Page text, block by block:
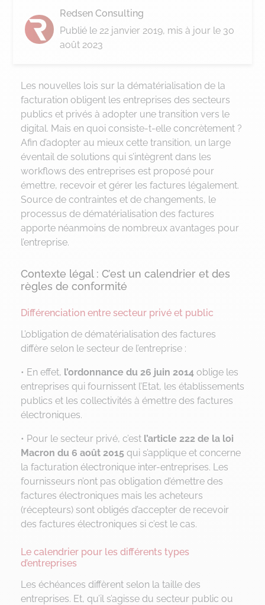
Redsen Consulting
Publié le 22 janvier 2019, mis à jour le 30
août 2023
Les nouvelles lois sur la dématérialisation de la
facturation obligent les entreprises des secteurs
publics et privés à adopter une transition vers le
digital. Mais en quoi consiste-t-elle concrètement ?
Afin d’adopter au mieux cette transition, un large
éventail de solutions qui s’intègrent dans les
workflows des entreprises est proposé pour
émettre, recevoir et gérer les factures légalement.
Source de contraintes et de changements, le
processus de dématérialisation des factures
apporte néanmoins de nombreux avantages pour
l’entreprise.
Contexte légal : C’est un calendrier et des
règles de conformité
Différenciation entre secteur privé et public
L’obligation de dématérialisation des factures
diffère selon le secteur de l’entreprise :
• En effet, l’ordonnance du 26 juin 2014 oblige les
entreprises qui fournissent l’Etat, les établissements
publics et les collectivités à émettre des factures
électroniques.
• Pour le secteur privé, c’est l’article 222 de la loi
Macron du 6 août 2015 qui s’applique et concerne
la facturation électronique inter-entreprises. Les
fournisseurs n’ont pas obligation d’émettre des
factures électroniques mais les acheteurs
(récepteurs) sont obligés d’accepter de recevoir
des factures électroniques si c’est le cas.
Le calendrier pour les différents types
d’entreprises
Les échéances diffèrent selon la taille des
entreprises. Et, qu’il s’agisse du secteur public ou